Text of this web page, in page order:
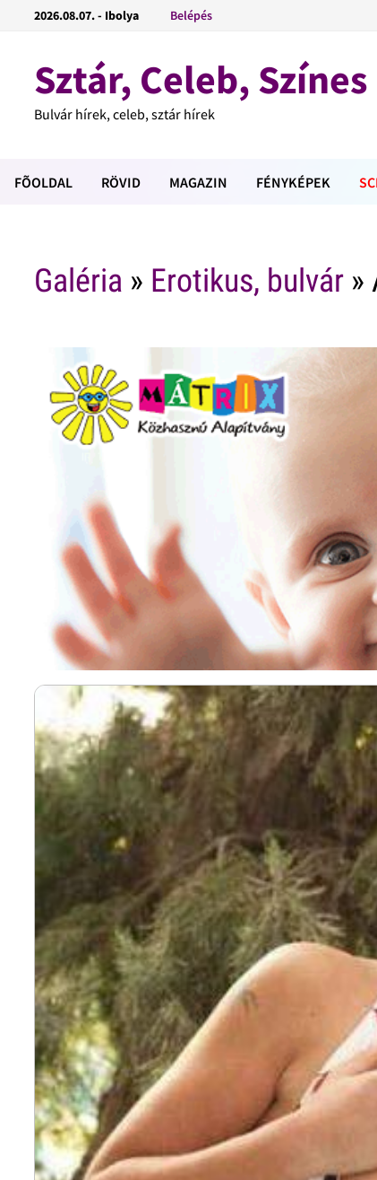
2026.08.07. - Ibolya Belépés
Sztár, Celeb, Színes
Bulvár hírek, celeb, sztár hírek
FÕOLDAL RÖVID MAGAZIN FÉNYKÉPEK
Galéria » Erotikus, bulvár »